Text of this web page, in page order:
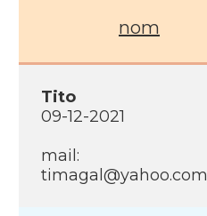
nom
Tito
09-12-2021
mail:
timagal@yahoo.com